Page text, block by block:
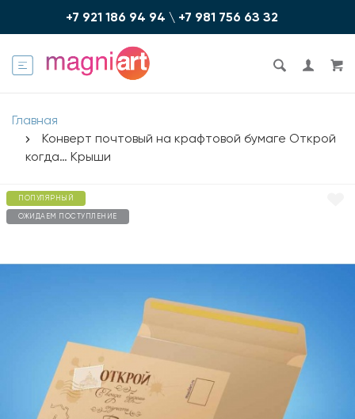
+7 921 186 94 94 \ +7 981 756 6З З2
Главная
Конверт почтовый на крафтовой бумаге Открой
когда… Крыши
ПОПУЛЯРНЫЙ
ОЖИДАЕМ ПОСТУПЛЕНИЕ